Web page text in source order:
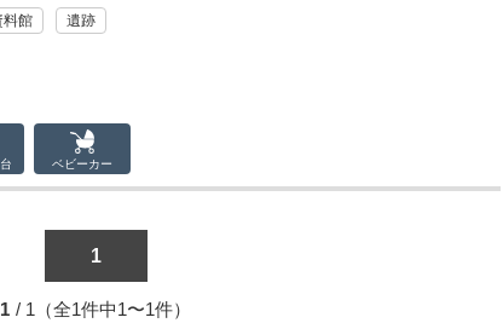
料館 遺跡
ベビーカー
1
1 / 1（全1件中1〜1件）